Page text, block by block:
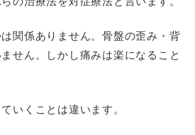
関係ありません。骨盤の歪み・背
せん。しかし痛みは楽になること
いくことは違います。